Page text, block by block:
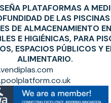
PLATAFORMAS A
DE LAS
DE ALMACENAMIENTO
E HIGIÉNICAS, PARA
ESPACIOS PÚBLICOS Y
ALIMENTARIO.